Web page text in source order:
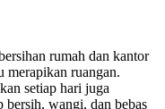
rumah dan kantor
merapikan ruangan.
setiap hari juga
bersih, wangi, dan bebas